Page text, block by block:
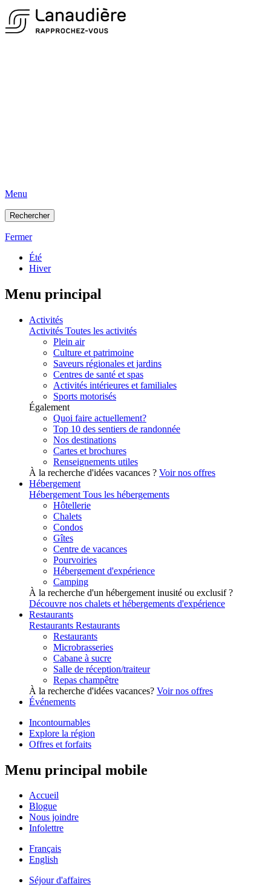
Menu
Rechercher
Fermer
Été
Hiver
Menu principal
Activités
Activités Toutes les activités
Plein air
Culture et patrimoine
Saveurs régionales et jardins
Centres de santé et spas
Activités intérieures et familiales
Sports motorisés
Également
Quoi faire actuellement?
Top 10 des sentiers de randonnée
Nos destinations
Cartes et brochures
Renseignements utiles
À la recherche d'idées vacances ? Voir nos offres
Hébergement
Hébergement Tous les hébergements
Hôtellerie
Chalets
Condos
Gîtes
Centre de vacances
Pourvoiries
Hébergement d'expérience
Camping
À la recherche d'un hébergement inusité ou exclusif ?
Découvre nos chalets et hébergements d'expérience
Restaurants
Restaurants Restaurants
Restaurants
Microbrasseries
Cabane à sucre
Salle de réception/traiteur
Repas champêtre
À la recherche d'idées vacances? Voir nos offres
Événements
Incontournables
Explore la région
Offres et forfaits
Menu principal mobile
Accueil
Blogue
Nous joindre
Infolettre
Français
English
Séjour d'affaires